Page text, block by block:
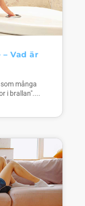
Vad är
många
i brallan"....